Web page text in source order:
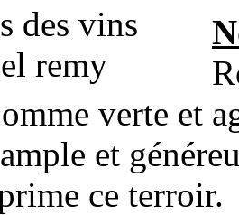
verte et
et
ce terroir.